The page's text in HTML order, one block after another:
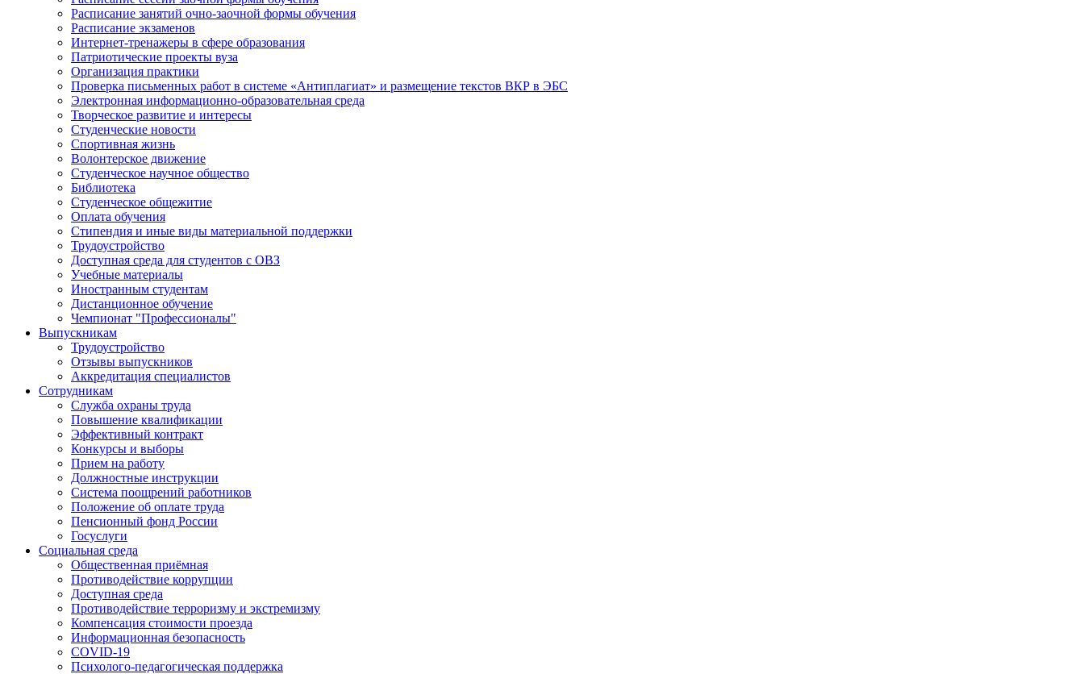
Расписание занятий очно-заочной формы обучения
Расписание экзаменов
Интернет-тренажеры в сфере образования
Патриотические проекты вуза
Организация практики
Проверка письменных работ в системе «Антиплагиат» и размещение текстов ВКР в ЭБС
Электронная информационно-образовательная среда
Творческое развитие и интересы
Студенческие новости
Спортивная жизнь
Волонтерское движение
Студенческое научное общество
Библиотека
Студенческое общежитие
Оплата обучения
Стипендия и иные виды материальной поддержки
Трудоустройство
Доступная среда для студентов с ОВЗ
Учебные материалы
Иностранным студентам
Дистанционное обучение
Чемпионат "Профессионалы"
Выпускникам
Трудоустройство
Отзывы выпускников
Аккредитация специалистов
Сотрудникам
Служба охраны труда
Повышение квалификации
Эффективный контракт
Конкурсы и выборы
Прием на работу
Должностные инструкции
Система поощрений работников
Положение об оплате труда
Пенсионный фонд России
Госуслуги
Социальная среда
Общественная приёмная
Противодействие коррупции
Доступная среда
Противодействие терроризму и экстремизму
Компенсация стоимости проезда
Информационная безопасность
COVID-19
Психолого-педагогическая поддержка